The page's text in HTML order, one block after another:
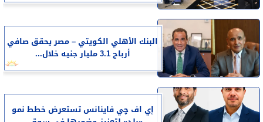
البنك الأهلي الكويتي – مصر يحقق صافي
أرباح 3.1 مليار جنيه خلال...
إي اف چي فاينانس تستعرض خطط نمو